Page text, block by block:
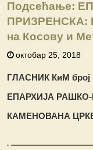
Подсећање:
ПРИЗРЕНСКА:
на Косову и
октобар 25, 2018
ГЛАСНИК КиМ број
ЕПАРХИЈА РАШ
КАМЕНОВАНА